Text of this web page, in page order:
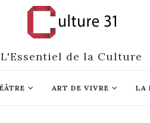
L'Essentiel de la Culture
ART DE VIVRE LA